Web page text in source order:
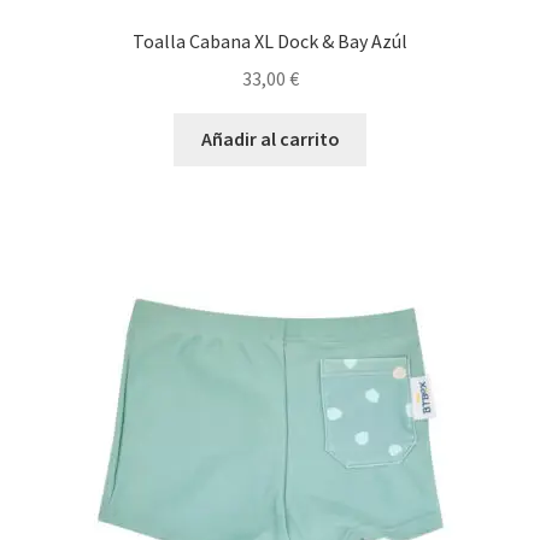
Toalla Cabana XL Dock & Bay Azúl
33,00 €
Añadir al carrito